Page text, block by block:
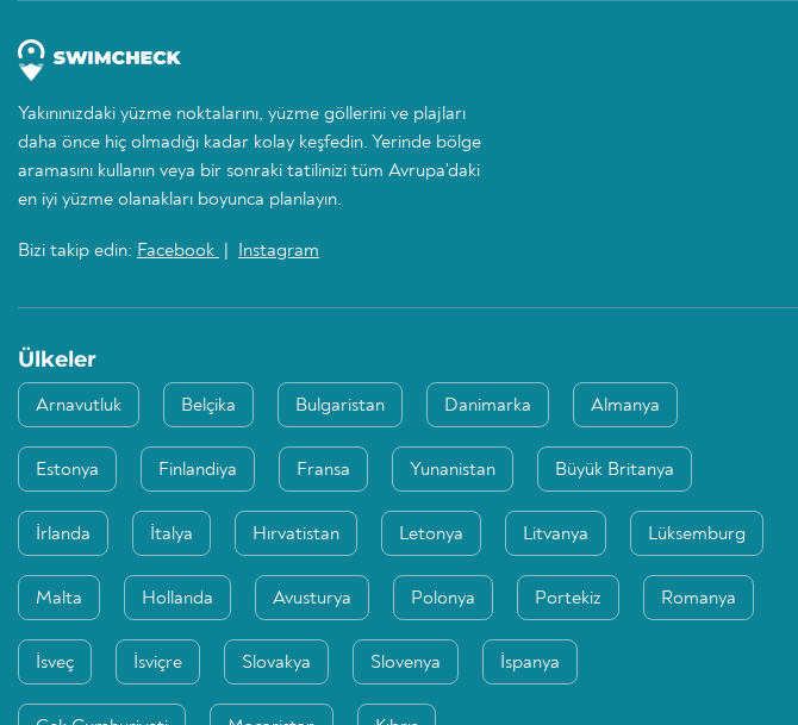
Yakınınızdaki yüzme noktalarını, yüzme göllerini ve plajları
daha önce hiç olmadığı kadar kolay keşfedin. Yerinde bölge
aramasını kullanın veya bir sonraki tatilinizi tüm Avrupa'daki
en iyi yüzme olanakları boyunca planlayın.
Bizi takip edin: Facebook Instagram
Ülkeler
Arnavutluk Belçika Bulgaristan Danimarka Almanya
Estonya Finlandiya Fransa Yunanistan Büyük Britanya
İrlanda İtalya Hırvatistan Letonya Litvanya Lüksemburg
Malta Hollanda Avusturya Polonya Portekiz Romanya
İsveç İsviçre Slovakya Slovenya İspanya